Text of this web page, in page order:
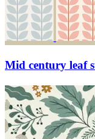
Mid century leaf